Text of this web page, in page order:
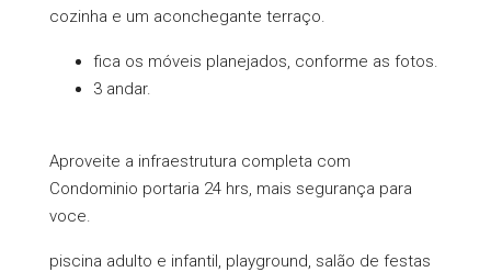
cozinha e um aconchegante terraço.
fica os móveis planejados, conforme as fotos.
3 andar.
Aproveite a infraestrutura completa com
Condominio portaria 24 hrs, mais segurança para
voce.
piscina adulto e infantil, playground, salão de festas